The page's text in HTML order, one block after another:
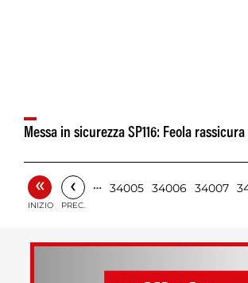
Messa in sicurezza SP116: Feola rassicura
«
INIZIO
‹
PREC.
… 34005 34006 34007